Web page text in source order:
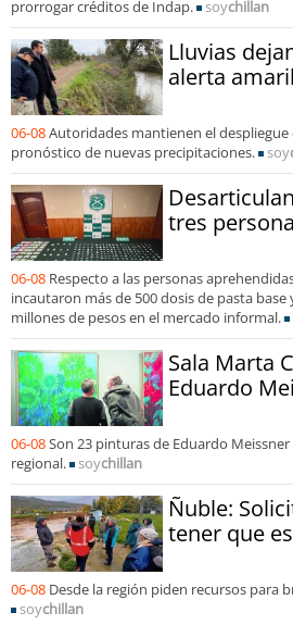
prorrogar créditos de Indap.
soychillan
Lluvias
alerta
06-08Autoridades mantienen el
pronóstico de nuevas precipitaciones.
soy
tres
06-08 Respecto a las personas
incautaron más de 500 dosis de pasta
millones de pesos en el mercado informal.
Sala Marta
Eduardo
06-08Son 23 pinturas de Eduardo
regional.
soychillan
Ñuble:
tener que
06-08 Desde la región piden recursos para
soychillan